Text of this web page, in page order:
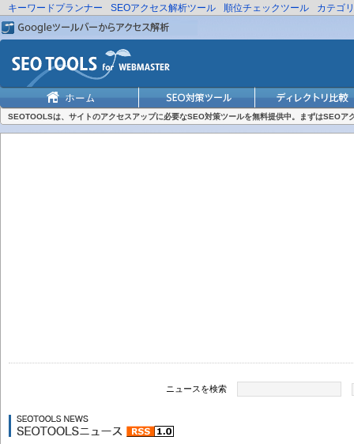
キーワードプランナー SEOアクセス解析ツール 順位チェックツール カテゴ
SEOTOOLSは、サイトのアクセスアップに必要なSEO対策ツールを無料提供中。まずはSEOア
ニュースを検索